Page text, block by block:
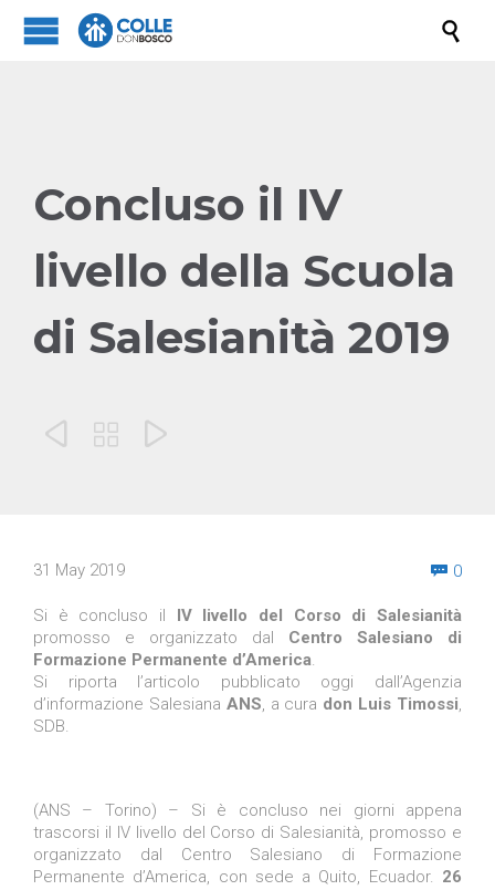

Concluso il IV
livello della Scuola
di Salesianità 2019
  
31 May 2019  0
Si è concluso il IV livello del Corso di Salesianità
promosso e organizzato dal Centro Salesiano di
Formazione Permanente d’America.
Si riporta l’articolo pubblicato oggi dall’Agenzia
d’informazione Salesiana ANS, a cura don Luis Timossi,
SDB.
(ANS – Torino) – Si è concluso nei giorni appena
trascorsi il IV livello del Corso di Salesianità, promosso e
organizzato dal Centro Salesiano di Formazione
Permanente d’America, con sede a Quito, Ecuador. 26